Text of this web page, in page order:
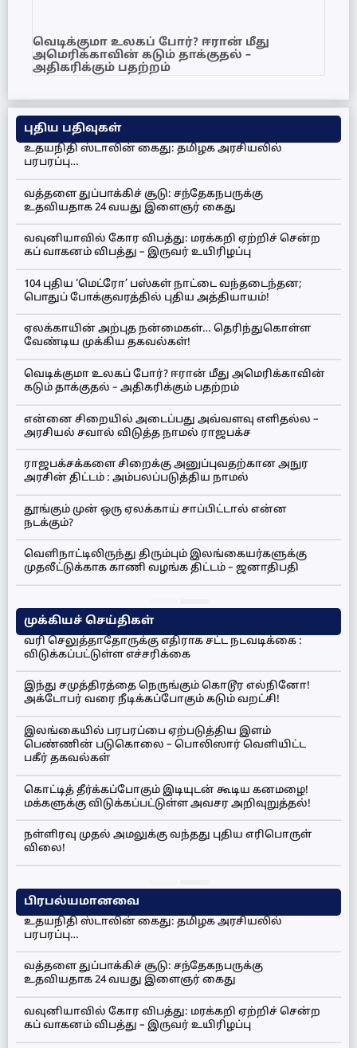
வெடிக்குமா உலகப் போர்? ஈரான் மீது
அமெரிக்காவின் கடும் தாக்குதல் –
அதிகரிக்கும் பதற்றம்
புதிய பதிவுகள்
உதயநிதி ஸ்டாலின் கைது: தமிழக அரசியலில்
பரபரப்பு…
வத்தளை துப்பாக்கிச் சூடு: சந்தேகநபருக்கு
உதவியதாக 24 வயது இளைஞர் கைது
வவுனியாவில் கோர விபத்து: மரக்கறி ஏற்றிச் சென்ற
கப் வாகனம் விபத்து – இருவர் உயிரிழப்பு
104 புதிய ‘மெட்ரோ’ பஸ்கள் நாட்டை வந்தடைந்தன;
பொதுப் போக்குவரத்தில் புதிய அத்தியாயம்!
ஏலக்காயின் அற்புத நன்மைகள்… தெரிந்துகொள்ள
வேண்டிய முக்கிய தகவல்கள்!
வெடிக்குமா உலகப் போர்? ஈரான் மீது அமெரிக்காவின்
கடும் தாக்குதல் – அதிகரிக்கும் பதற்றம்
என்னை சிறையில் அடைப்பது அவ்வளவு எளிதல்ல –
அரசியல் சவால் விடுத்த நாமல் ராஜபக்ச
ராஜபக்சக்களை சிறைக்கு அனுப்புவதற்கான அநுர
அரசின் திட்டம் : அம்பலப்படுத்திய நாமல்
தூங்கும் முன் ஒரு ஏலக்காய் சாப்பிட்டால் என்ன
நடக்கும்?
வெளிநாட்டிலிருந்து திரும்பும் இலங்கையர்களுக்கு
முதலீட்டுக்காக காணி வழங்க திட்டம் – ஜனாதிபதி
முக்கியச் செய்திகள்
வரி செலுத்தாதோருக்கு எதிராக சட்ட நடவடிக்கை :
விடுக்கப்பட்டுள்ள எச்சரிக்கை
இந்து சமுத்திரத்தை நெருங்கும் கொடூர எல்நினோ!
அக்டோபர் வரை நீடிக்கப்போகும் கடும் வறட்சி!
இலங்கையில் பரபரப்பை ஏற்படுத்திய இளம்
பெண்ணின் படுகொலை – பொலிஸார் வெளியிட்ட
பகீர் தகவல்கள்
கொட்டித் தீர்க்கப்போகும் இடியுடன் கூடிய கனமழை!
மக்களுக்கு விடுக்கப்பட்டுள்ள அவசர அறிவுறுத்தல்!
நள்ளிரவு முதல் அமலுக்கு வந்தது புதிய எரிபொருள்
விலை!
பிரபல்யமானவை
உதயநிதி ஸ்டாலின் கைது: தமிழக அரசியலில்
பரபரப்பு…
வத்தளை துப்பாக்கிச் சூடு: சந்தேகநபருக்கு
உதவியதாக 24 வயது இளைஞர் கைது
வவுனியாவில் கோர விபத்து: மரக்கறி ஏற்றிச் சென்ற
கப் வாகனம் விபத்து – இருவர் உயிரிழப்பு